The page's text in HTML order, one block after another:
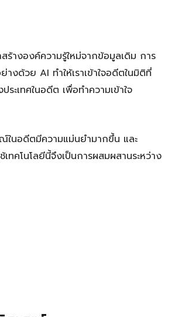
ร้างองค์ความรู้ใหม่จากข้อมูลเดิม การ
ด้วย AI ทำให้เราเข้าใจอดีตในมิติที่
ระเทศในอดีต เพื่อทำความเข้าใจ
ในอดีตมีความแม่นยำมากขึ้น และ
คโนโลยีนี้จึงเป็นการผสมผสานระหว่าง